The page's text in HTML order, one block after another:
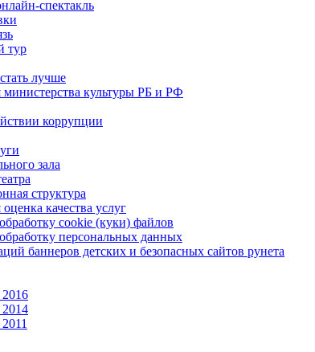
спектакль
тур
лучше
культуры РБ и РФ
коррупции
зала
структура
качества услуг
cookie (куки) файлов
персональных данных
баннеров детских и безопасных сайтов рунета